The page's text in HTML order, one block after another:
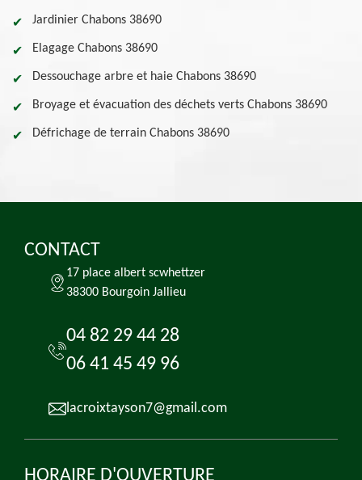
Jardinier Chabons 38690
Elagage Chabons 38690
Dessouchage arbre et haie Chabons 38690
Broyage et évacuation des déchets verts Chabons 38690
Défrichage de terrain Chabons 38690
CONTACT
17 place albert scwhettzer
38300 Bourgoin Jallieu
04 82 29 44 28
06 41 45 49 96
lacroixtayson7@gmail.com
HORAIRE D'OUVERTURE